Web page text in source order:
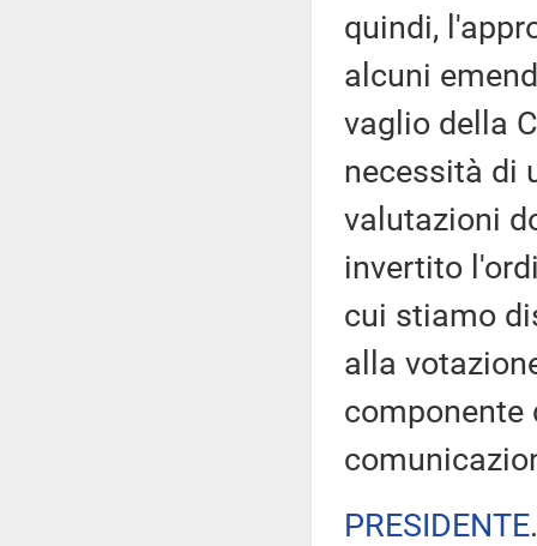
quindi,
alcuni
vaglio della
necessità di
valutazioni
invertito
cui stiamo
alla
componente
PRESIDENTE